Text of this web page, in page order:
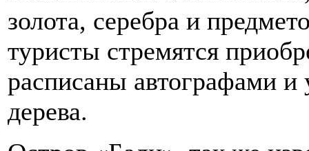
золота, серебра и
туристы стремятся
расписаны автографами и
дерева.